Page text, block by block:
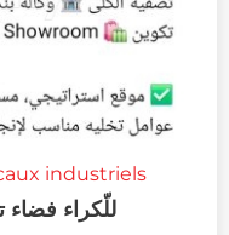
industriels
للّكراء فضاء